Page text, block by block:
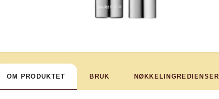
OM PRODUKTET BRUK NØKKELINGREDIENSER